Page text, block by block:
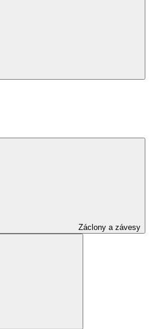
Záclony a závesy